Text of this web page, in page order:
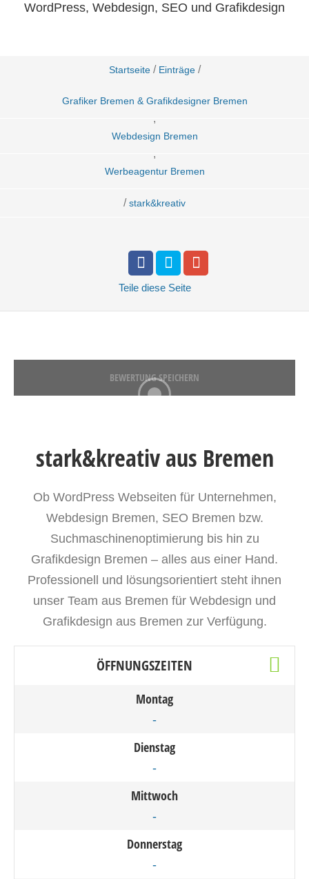
WordPress, Webdesign, SEO und Grafikdesign
Startseite / Einträge /
Grafiker Bremen & Grafikdesigner Bremen
,
Webdesign Bremen
,
Werbeagentur Bremen
/ stark&kreativ
Teile diese Seite
BEWERTUNG SPEICHERN
stark&kreativ aus Bremen
Ob WordPress Webseiten für Unternehmen,
Webdesign Bremen, SEO Bremen bzw.
Suchmaschinenoptimierung bis hin zu
Grafikdesign Bremen – alles aus einer Hand.
Professionell und lösungsorientiert steht ihnen
unser Team aus Bremen für Webdesign und
Grafikdesign aus Bremen zur Verfügung.
ÖFFNUNGSZEITEN
Montag
-
Dienstag
-
Mittwoch
-
Donnerstag
-